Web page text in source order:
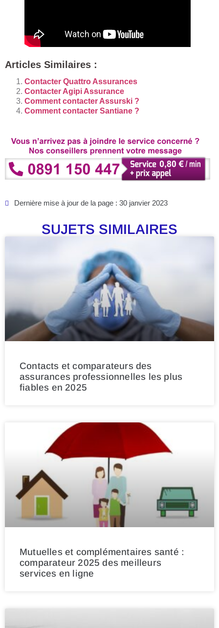
Articles Similaires :
Contacter Quattro Assurances
Contacter Agipi Assurance
Comment contacter Assurski ?
Comment contacter Santiane ?
Dernière mise à jour de la page : 30 janvier 2023
SUJETS SIMILAIRES
Contacts et comparateurs des
assurances professionnelles les plus
fiables en 2025
Mutuelles et complémentaires santé :
comparateur 2025 des meilleurs
services en ligne